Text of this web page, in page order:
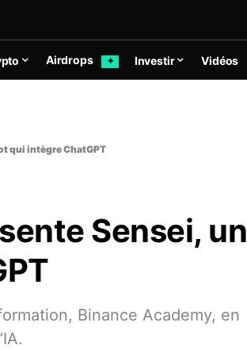
Airdrops ✦ Investir Vidéos
qui intègre ChatGPT
Sensei, un
Binance Academy, en